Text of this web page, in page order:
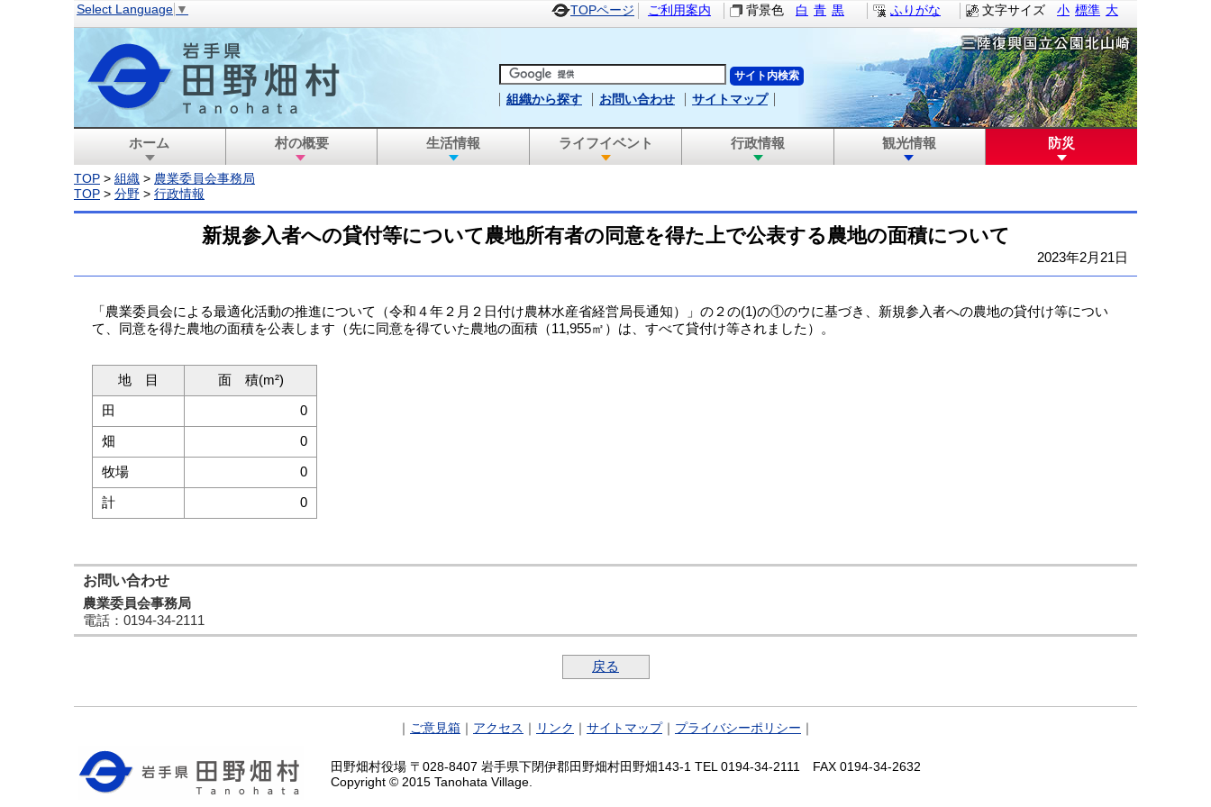
文字サイズ 小 標準 大
Select Language ▼ TOPページ ご利用案内 背景色 白 青 黒 ふりがな
組織から探す お問い合わせ サイトマップ
ホーム 村の概要 生活情報 ライフイベント 行政情報 観光情報 防災
TOP > 組織 > 農業委員会事務局
TOP > 分野 > 行政情報
新規参入者への貸付等について農地所有者の同意を得た上で公表する農地の面積について
2023年2月21日
「農業委員会による最適化活動の推進について（令和４年２月２日付け農林水産省経営局長通知）」の２の(1)の①のウに基づき、新規参入者への農地の貸付け等につい
て、同意を得た農地の面積を公表します（先に同意を得ていた農地の面積（11,955㎡）は、すべて貸付け等されました）。
地 目 面 積(m²)
田 0
畑 0
牧場 0
計 0
お問い合わせ
農業委員会事務局
電話 ：0194-34-2111
戻る
ご意見箱 アクセス リンク サイトマップ｜ プライバシーポリシー
田野畑村役場 〒028-8407 岩手県下閉伊郡田野畑村田野畑143-1 TEL 0194-34-2111 FAX 0194-34-2632
Copyright © 2015 Tanohata Village.